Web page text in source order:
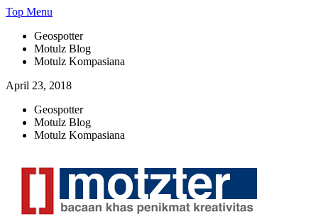
Skip
content
Top Menu
Geospotter
Motulz Blog
Motulz Kompasiana
April 23, 2018
Geospotter
Motulz Blog
Motulz Kompasiana